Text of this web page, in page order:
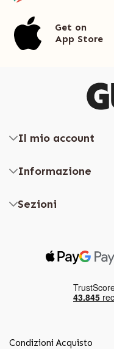
Get on
App Store
Il mio account
Informazione
Sezioni
Condizioni Acquisto